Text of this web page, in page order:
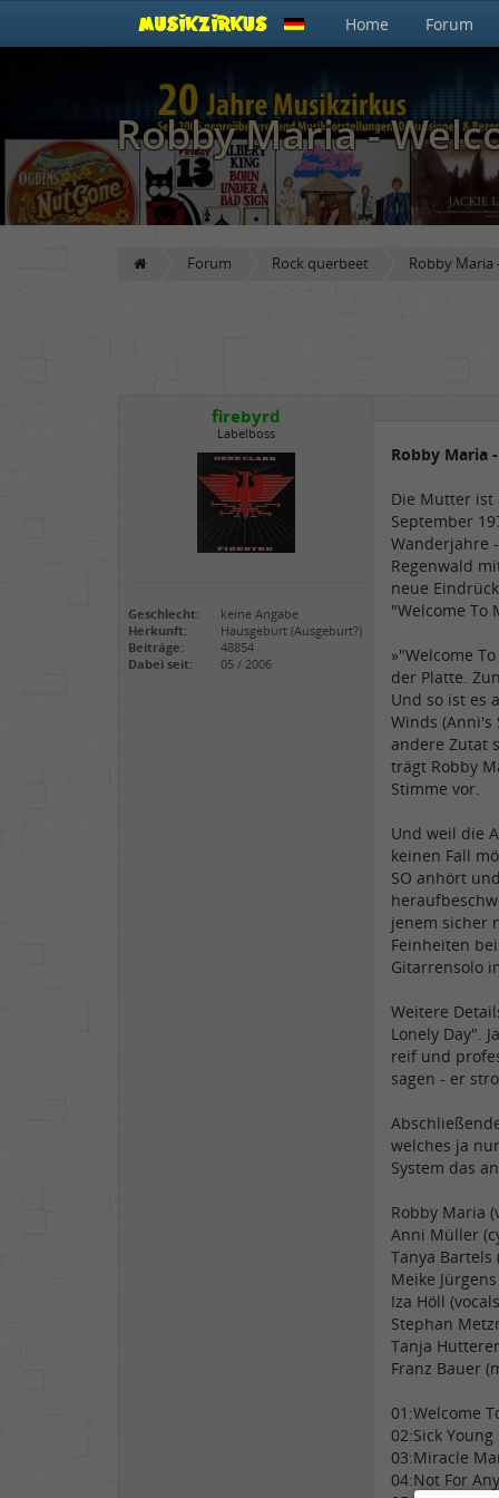
Home Forum
Robby Maria -
Forum Rock querbeet Robby Maria
firebyrd
Labelboss
Geschlecht:
keine Angabe
Herkunft:
Hausgeburt (Ausgeburt?)
Beiträge:
48854
Dabei seit:
05 / 2006
Robby Maria
Die Mutter ist
September
Wanderjahre
Regenwald
neue
"Welcome To
»"Welcome
der Platte.
Und so ist es
Winds (Anni's
andere Zutat
trägt Robby
Stimme vor.
Und weil die
keinen Fall
SO anhört
jenem sicher
Feinheiten
Gitarrensolo
Weitere
Lonely Day".
reif und
sagen - er
welches ja
System das
Robby Maria
Anni Müller
Tanya Bartels
Meike
Iza Höll
Stephan
Tanja
Franz Bauer
01:Welcome
02:Sick
03:Miracle
04:Not For